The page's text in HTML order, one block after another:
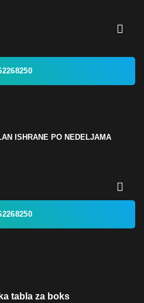
ISHRANE PO NEDELJAMA
tabla za boks